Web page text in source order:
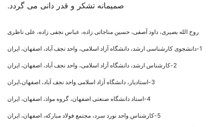
صمیمانه تشکر و قدر دانی می گردد.
روح الله بصیری، داود آصفی، حسین مناجاتی زاده، عباس نجفی زاده، علی ناظری
1-دانشجوی کارشناسی ارشد، دانشگاه آزاد اسلامی، واحد نجف آباد، اصفهان، ایران
2-کارشناس ارشد، دانشگاه آزاد اسلامی، واحد نجف آباد، اصفهان، ایران
3-استادیار، دانشگاه آزاد اسلامی واحد نجف آباد، اصفهان،ایران
4-استاد دانشگاه صنعتی اصفهان، گروه مواد، اصفهان، ایران
5-کارشناس واحد نورد سرد، مجتمع فولاد مبارکه، اصفهان، ایران